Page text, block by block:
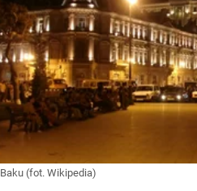
Baku (fot. Wikipedia)